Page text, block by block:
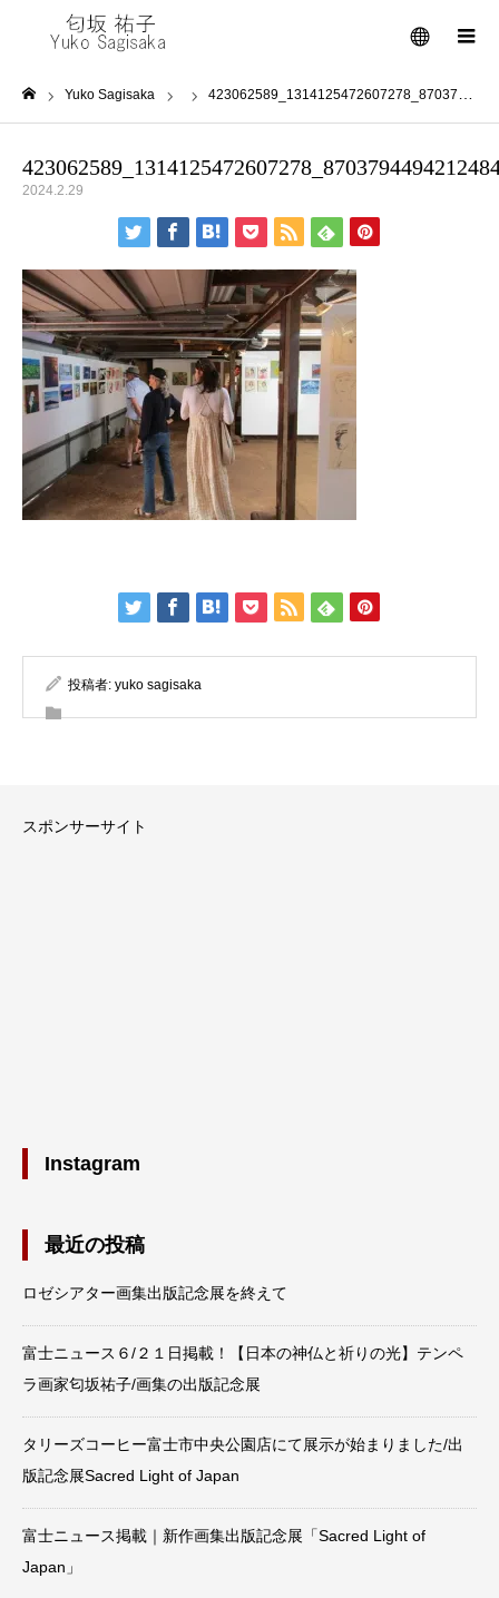
メニュー
Yuko Sagisaka 423062589_1314125472607278_8703794494212484789_n
2024.2.29
投稿者: yuko sagisaka
スポンサーサイト
Instagram
最近の投稿
ロゼシアター画集出版記念展を終えて
富士ニュース６/２１日掲載！【日本の神仏と祈りの光】テンペ
ラ画家匂坂祐子/画集の出版記念展
タリーズコーヒー富士市中央公園店にて展示が始まりました/出
版記念展Sacred Light of Japan
富士ニュース掲載｜新作画集出版記念展「Sacred Light of
Japan」